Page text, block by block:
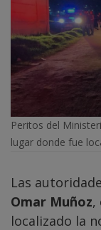
Peritos del
lugar donde fue
Las
Omar Muñoz,
localizado la